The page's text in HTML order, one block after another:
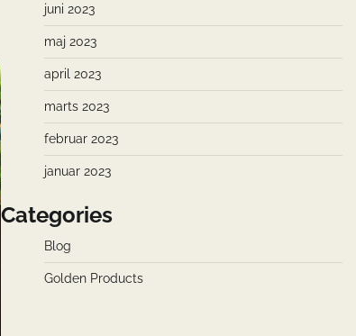
juni 2023
maj 2023
april 2023
marts 2023
februar 2023
januar 2023
Categories
Blog
Golden Products